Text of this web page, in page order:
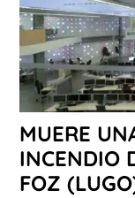
MUERE
INCENDIO
FOZ